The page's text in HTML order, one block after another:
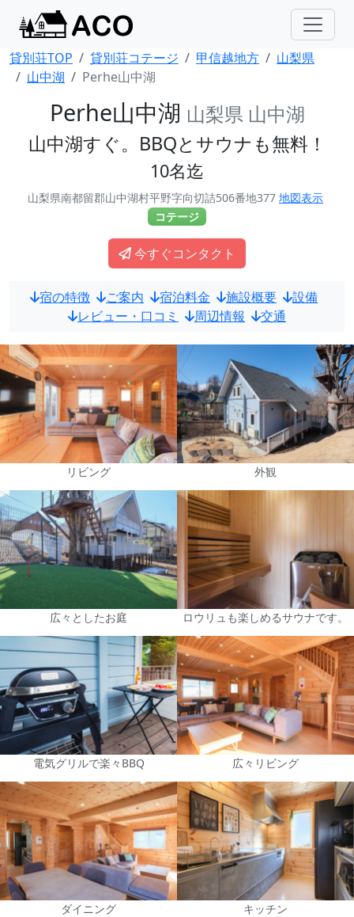
貸別荘TOP 貸別荘コテージ 甲信越地方
山梨県
山中湖
Perhe山中湖
Perhe山中湖 山梨県 山中湖
山中湖すぐ。BBQとサウナも無料！
10名迄
山梨県南都留郡山中湖村平野字向切詰506番地377 地図表示
コテージ
今すぐコンタクト
宿の特徴 ご案内 宿泊料金 施設概要
設備
レビュー・口コミ
周辺情報 交通
リビング 外観
広々としたお庭 ロウリュも楽しめるサウナです。
電気グリルで楽々BBQ 広々リビング
ダイニング キッチン